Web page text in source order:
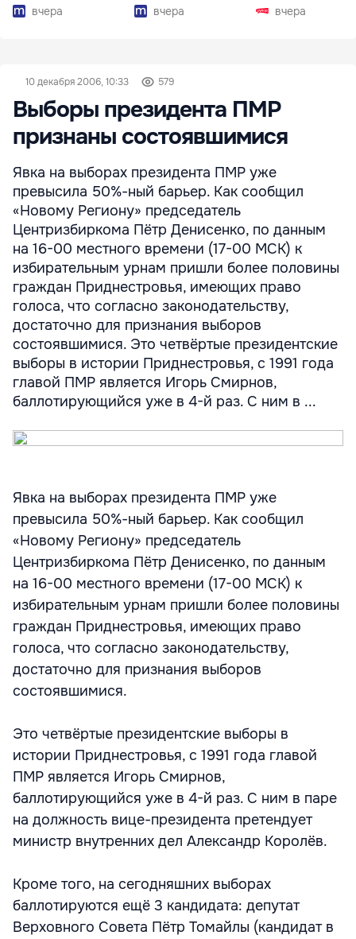
вчера
вчера
вчера
10 декабря 2006, 10:33 579
Выборы президента ПМР
признаны состоявшимися
Явка на выборах президента ПМР уже
превысила 50%-ный барьер. Как сообщил
«Новому Региону» председатель
Центризбиркома Пётр Денисенко, по данным
на 16-00 местного времени (17-00 МСК) к
избирательным урнам пришли более половины
граждан Приднестровья, имеющих право
голоса, что согласно законодательству,
достаточно для признания выборов
состоявшимися. Это четвёртые президентские
выборы в истории Приднестровья, с 1991 года
главой ПМР является Игорь Смирнов,
баллотирующийся уже в 4-й раз. С ним в ...
Явка на выборах президента ПМР уже
превысила 50%-ный барьер. Как сообщил
«Новому Региону» председатель
Центризбиркома Пётр Денисенко, по данным
на 16-00 местного времени (17-00 МСК) к
избирательным урнам пришли более половины
граждан Приднестровья, имеющих право
голоса, что согласно законодательству,
достаточно для признания выборов
состоявшимися.
Это четвёртые президентские выборы в
истории Приднестровья, с 1991 года главой
ПМР является Игорь Смирнов,
баллотирующийся уже в 4-й раз. С ним в паре
на должность вице-президента претендует
министр внутренних дел Александр Королёв.
Кроме того, на сегодняшних выборах
баллотируются ещё 3 кандидата: депутат
Верховного Совета Пётр Томайлы (кандидат в